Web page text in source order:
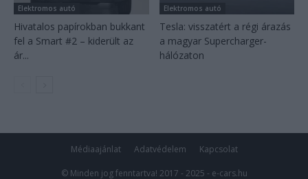
Elektromos autó
Hivatalos papírokban bukkant
fel a Smart #2 – kiderült az
ár...
Elektromos autó
Tesla: visszatért a régi árazás
a magyar Supercharger-
hálózaton
Médiaajánlat Adatvédelem Kapcsolat
© Minden jog fenntartva! 2017 - 2025 - e-cars.hu